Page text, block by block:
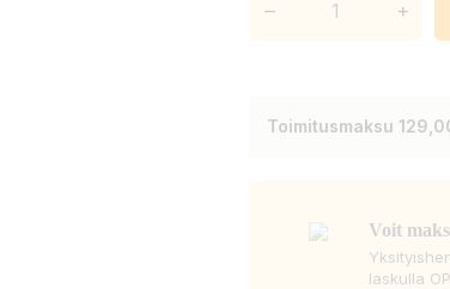
– +
Toimitusmaksu
Voit
laskulla